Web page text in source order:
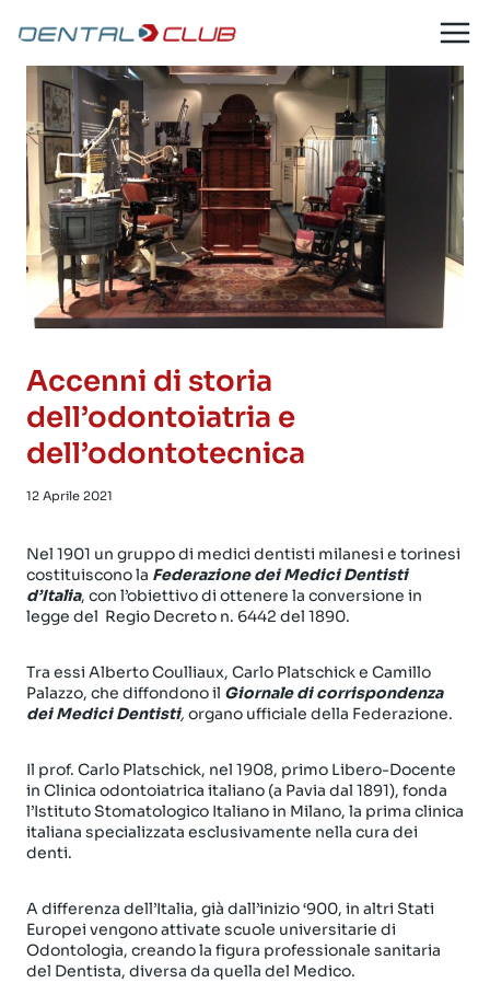
contenuto
Accenni di storia
dell’odontoiatria e
dell’odontotecnica
12 Aprile 2021
Nel 1901 un gruppo di medici dentisti milanesi e torinesi
costituiscono la Federazione dei Medici Dentisti
d’Italia, con l’obiettivo di ottenere la conversione in
legge del Regio Decreto n. 6442 del 1890.
Tra essi Alberto Coulliaux, Carlo Platschick e Camillo
Palazzo, che diffondono il Giornale di corrispondenza
dei Medici Dentisti, organo ufficiale della Federazione.
Il prof. Carlo Platschick, nel 1908, primo Libero-Docente
in Clinica odontoiatrica italiano (a Pavia dal 1891), fonda
l’Istituto Stomatologico Italiano in Milano, la prima clinica
italiana specializzata esclusivamente nella cura dei
denti.
A differenza dell’Italia, già dall’inizio ‘900, in altri Stati
Europei vengono attivate scuole universitarie di
Odontologia, creando la figura professionale sanitaria
del Dentista, diversa da quella del Medico.